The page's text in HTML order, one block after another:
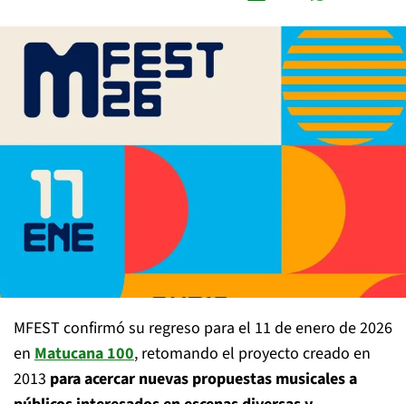
MFEST confirmó su regreso para el 11 de enero de 2026
en Matucana 100, retomando el proyecto creado en
2013 para acercar nuevas propuestas musicales a